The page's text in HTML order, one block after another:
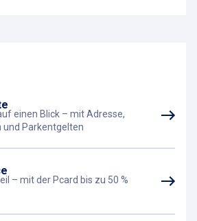
einen Blick – mit Adresse,
Parkentgelten
– mit der Pcard bis zu 50 %